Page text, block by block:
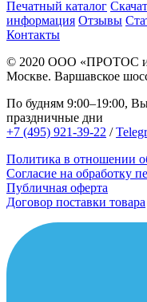
Печатный каталог
информация Отзывы
Контакты
© 2020 ООО «ПРОТОС
Москве. Варшавское
По будням 9:00–19:00,
праздничные дни
+7 (495) 921-39-22 /
Политика в отношении
Согласие на обработку
Публичная оферта
Договор поставки товара